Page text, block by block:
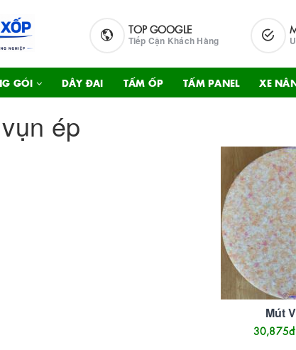
TOP GOOGLE
Tiếp Cận Khách Hàng
GÓI DÂY ĐAI TẤM ỐP TẤM PANEL XE
ép
Mút
30,875đ